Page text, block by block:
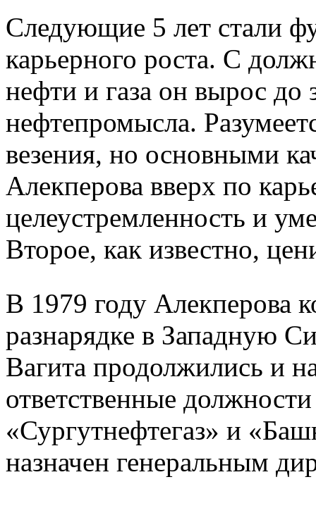
Следующие 5 лет стали
карьерного роста. С
нефти и газа он вырос до
нефтепромысла.
везения, но основными
Алекперова вверх по
целеустремленность и
Второе, как известно,
В 1979 году Алекперова
разнарядке в Западную
Вагита продолжились и
ответственные
«Сургутнефтегаз» и
назначен генеральным